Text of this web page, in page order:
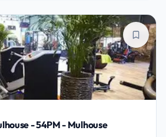
- 54PM - Mulhouse